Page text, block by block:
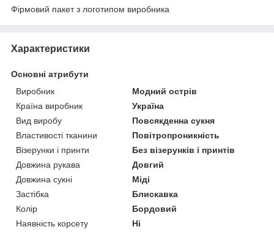
Фірмовий пакет з логотипом виробника
Характеристики
Основні атрибути
Виробник
Модний острів
Країна виробник
Україна
Вид виробу
Повсякденна сукня
Властивості тканини
Повітропроникність
Візерунки і принти
Без візерунків і принтів
Довжина рукава
Довгий
Довжина сукні
Міді
Застібка
Блискавка
Колір
Бордовий
Наявність корсету
Ні